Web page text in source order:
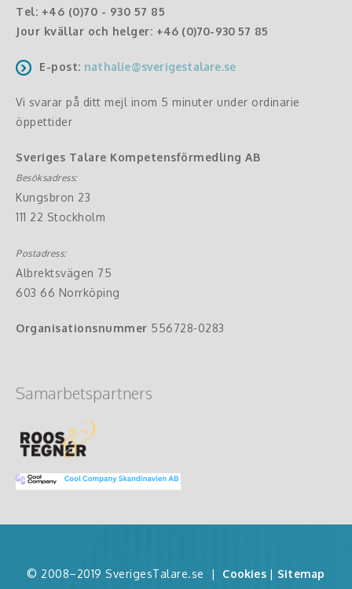
Tel: +46 (0)70 - 930 57 85
Jour kvällar och helger: +46 (0)70-930 57 85
E-post: nathalie@sverigestalare.se
Vi svarar på ditt mejl inom 5 minuter under ordinarie
öppettider
Sveriges Talare Kompetensförmedling AB
Besöksadress:
Kungsbron 23
111 22 Stockholm
Postadress:
Albrektsvägen 75
603 66 Norrköping
Organisationsnummer 556728-0283
Samarbetspartners
© 2008–2019 SverigesTalare.se | Cookies | Sitemap